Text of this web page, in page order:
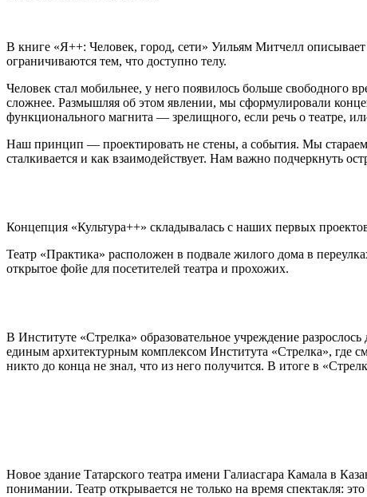
В книге «Я++: Человек, город, сети» Уильям Митчелл
ограничиваются тем, что доступно телу.
Человек стал мобильнее, у него появилось больше свободного
сложнее. Размышляя об этом явлении, мы сформулировали
функционального магнита — зрелищного, если речь о театре,
Наш принцип — проектировать не стены, а события. Мы
сталкивается и как взаимодействует. Нам важно подчеркнуть
Концепция «Культура++» складывалась с наших первых
Театр «Практика» расположен в подвале жилого дома в
открытое фойе для посетителей театра и прохожих.
В Институте «Стрелка» образовательное учреждение
единым архитектурным комплексом Института «Стрелка», где
никто до конца не знал, что из него получится. В итоге в
Новое здание Татарского театра имени Галиасгара Камала в
понимании. Театр открывается не только на время спектакля: